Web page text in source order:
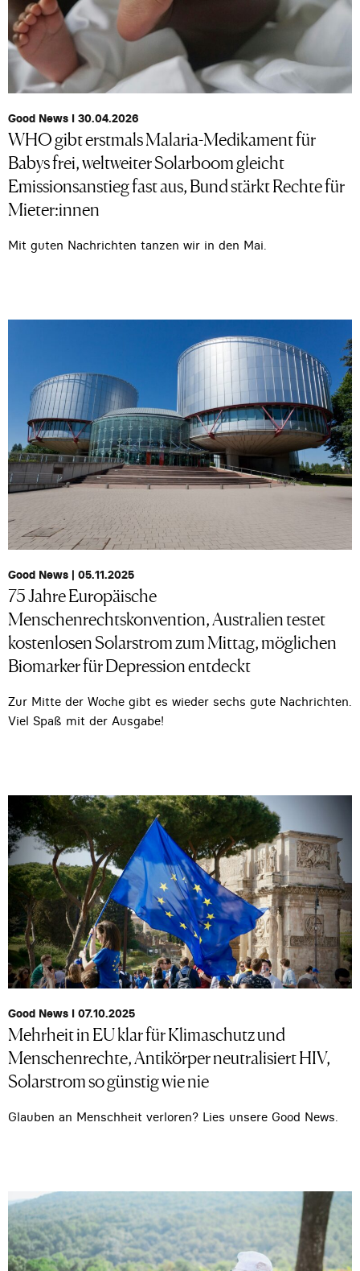
Good News I 30.04.2026
WHO gibt erstmals Malaria-Medikament für
Babys frei, weltweiter Solarboom gleicht
Emissionsanstieg fast aus, Bund stärkt Rechte für
Mieter:innen
Mit guten Nachrichten tanzen wir in den Mai.
Good News | 05.11.2025
75 Jahre Europäische
Menschenrechtskonvention, Australien testet
kostenlosen Solarstrom zum Mittag, möglichen
Biomarker für Depression entdeckt
Zur Mitte der Woche gibt es wieder sechs gute Nachrichten.
Viel Spaß mit der Ausgabe!
Good News I 07.10.2025
Mehrheit in EU klar für Klimaschutz und
Menschenrechte, Antikörper neutralisiert HIV,
Solarstrom so günstig wie nie
Glauben an Menschheit verloren? Lies unsere Good News.